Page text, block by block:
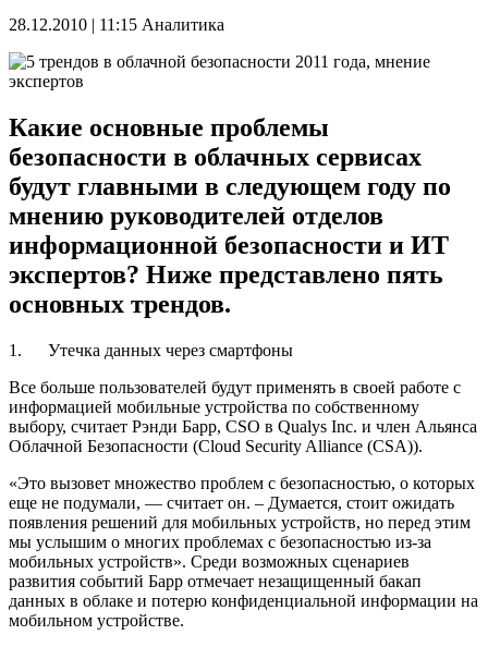
28.12.2010 | 11:15 Аналитика
Какие основные проблемы
безопасности в облачных сервисах
будут главными в следующем году по
мнению руководителей отделов
информационной безопасности и ИТ
экспертов? Ниже представлено пять
основных трендов.
1. Утечка данных через смартфоны
Все больше пользователей будут применять в своей работе с
информацией мобильные устройства по собственному
выбору, считает Рэнди Барр, CSO в Qualys Inc. и член Альянса
Облачной Безопасности (Cloud Security Alliance (CSA)).
«Это вызовет множество проблем с безопасностью, о которых
еще не подумали, — считает он. – Думается, стоит ожидать
появления решений для мобильных устройств, но перед этим
мы услышим о многих проблемах с безопасностью из-за
мобильных устройств». Среди возможных сценариев
развития событий Барр отмечает незащищенный бакап
данных в облаке и потерю конфиденциальной информации на
мобильном устройстве.